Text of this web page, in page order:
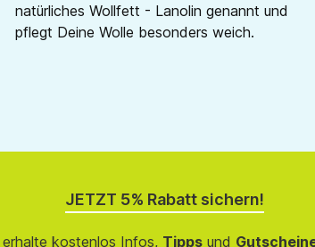
natürliches Wollfett - Lanolin genannt und
pflegt Deine Wolle besonders weich.
JETZT 5% Rabatt sichern!
kostenlos Infos, Tippsund